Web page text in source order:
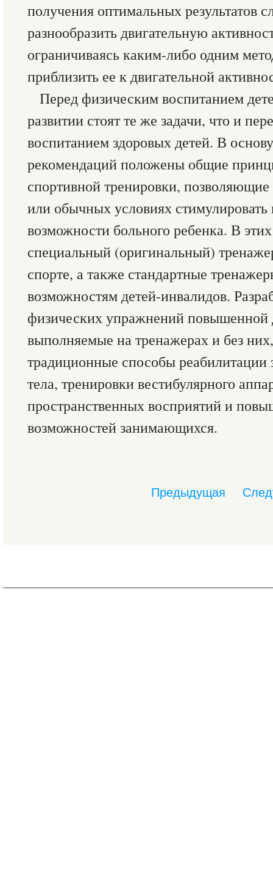
получения оптимальных результатов
разнообразить двигательную
ограничиваясь каким-либо одним
приблизить ее к двигательной
Перед физическим воспитанием
развитии стоят те же задачи, что и
воспитанием здоровых детей. В
рекомендаций положены общие
спортивной тренировки,
или обычных условиях
возможности больного ребенка. В
специальный (оригинальный)
спорте, а также стандартные
возможностям детей-инвалидов.
физических упражнений повышенной
выполняемые на тренажерах и без
традиционные способы реабилитации
тела, тренировки вестибулярного
пространственных восприятий и
возможностей занимающихся.
Предыдущая